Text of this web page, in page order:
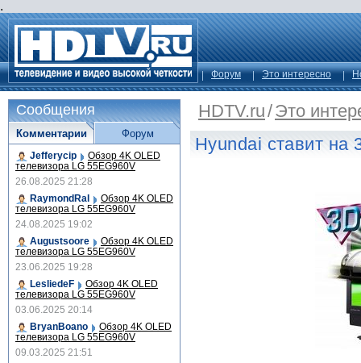
.
Форум Это интересно
HDTV.ru/Это
Hyundai ставит на
Сообщения
Комментарии
Jefferycip Обзор 4K OLED
телевизора LG 55EG960V
26.08.2025 21:28
RaymondRal
Обзор 4K OLED
телевизора LG 55EG960V
24.08.2025 19:02
Augustsoore
Обзор 4K OLED
телевизора LG 55EG960V
23.06.2025 19:28
LesliedeF
Обзор 4K OLED
телевизора LG 55EG960V
03.06.2025 20:14
BryanBoano
Обзор 4K OLED
телевизора LG 55EG960V
09.03.2025 21:51
Форум